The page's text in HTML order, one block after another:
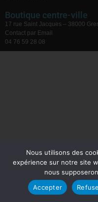
Boutique centre-ville
17 rue Saint Jacques – 38000
Contact par Email
04 76 59 28 08
Nous utilisons des
expérience sur notre site
nous
Accepter